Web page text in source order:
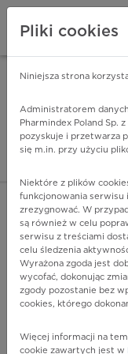
Pliki cookies
Niniejsza strona
Administratorem
Pharmindex Poland Sp.
pozyskuje i przetwarza
się m.in. przy użyciu
Niektóre z plików
funkcjonowania serwisu
zrezygnować. W
są również w celu
serwisu z treściami
celu śledzenia
Wyrażona zgoda jest
wycofać, dokonując
zgody pozostanie bez
cookies, którego
Więcej informacji na
cookie zawartych jest w
ZA